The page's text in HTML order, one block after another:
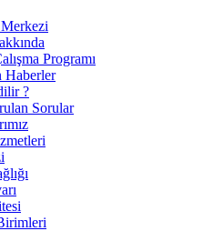
Programı
?
Sorular